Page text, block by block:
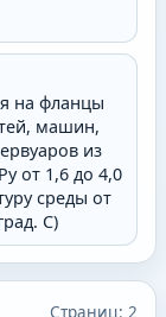
на фланцы
машин,
из
от 1,6 до 4,0
среды от
С)
Страниц: 2